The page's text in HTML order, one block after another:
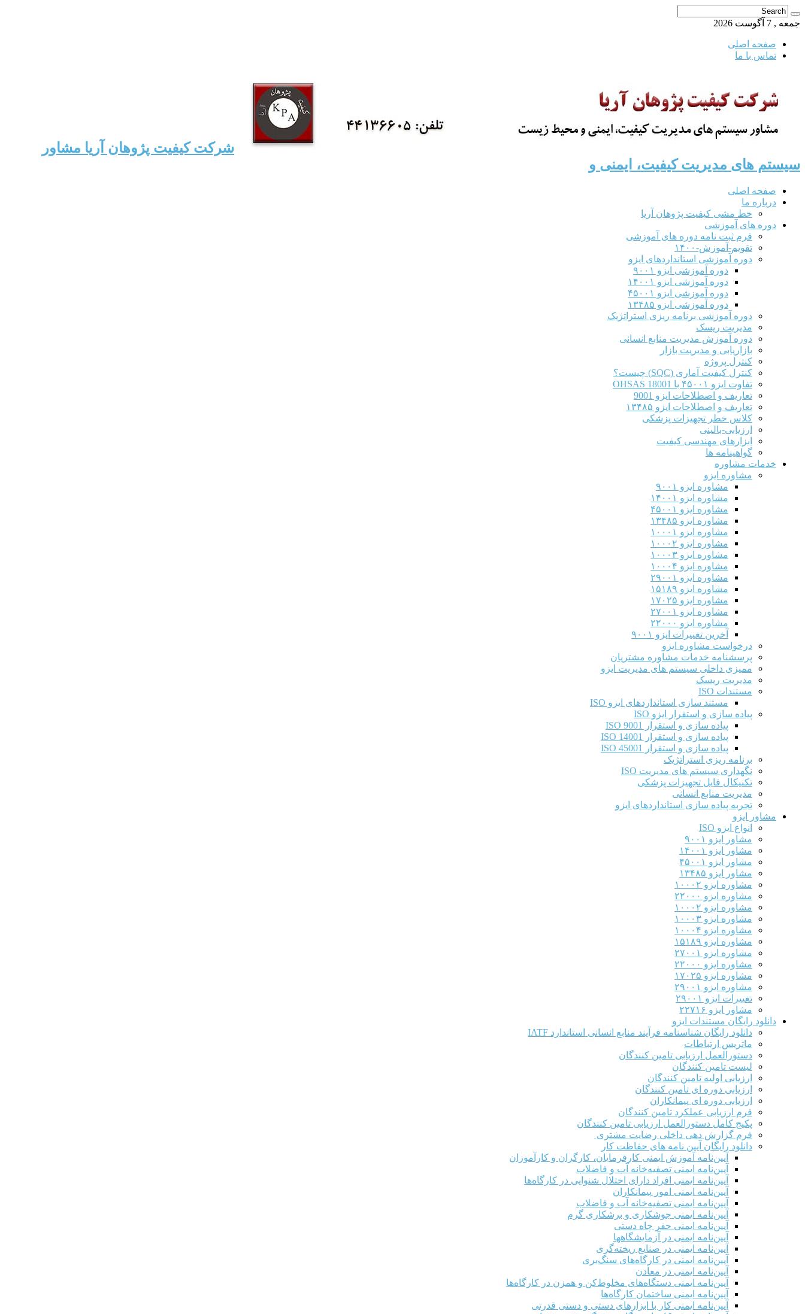
جمعه , 7 آگوست 2026
صفحه اصلی
تماس با ما
شرکت کیفیت پژوهان آریا مشاور
سیستم های مدیریت کیفیت، ایمنی و
صفحه اصلی
درباره ما
خط مشی کیفیت پژوهان آریا
دوره های آموزشی
فرم ثبت نامه دوره های آموزشی
تقویم-آموزش-۱۴۰۰
دوره آموزشی استانداردهای ایزو
دوره آموزشی ایزو ۹۰۰۱
دوره آموزشی ایزو ۱۴۰۰۱
دوره آموزشی ایزو ۴۵۰۰۱
دوره آموزشی ایزو ۱۳۴۸۵
دوره آموزشی برنامه ریزی استراتژیک
مدیریت ریسک
دوره آموزش مدیریت منابع انسانی
بازاریابی و مدیریت بازار
کنترل پروژه
کنترل کیفیت آماری (SQC) چیست؟
تفاوت ایزو ۴۵۰۰۱ با OHSAS 18001
تعاریف و اصطلاحات ایزو 9001
تعاریف و اصطلاحات ایزو ۱۳۴۸۵
کلاس خطر تجهیزات پزشکی
ارزیابی-بالینی
ابزارهای مهندسی کیفیت
گواهینامه ها
خدمات مشاوره
مشاوره ایزو
مشاوره ایزو ۹۰۰۱
مشاوره ایزو ۱۴۰۰۱
مشاوره ایزو ۴۵۰۰۱
مشاوره ایزو ۱۳۴۸۵
مشاوره ایزو ۱۰۰۰۱
مشاوره ایزو ۱۰۰۰۲
مشاوره ایزو ۱۰۰۰۳
مشاوره ایزو ۱۰۰۰۴
مشاوره ایزو ۲۹۰۰۱
مشاوره ایزو ۱۵۱۸۹
مشاوره ایزو ۱۷۰۲۵
مشاوره ایزو ۲۷۰۰۱
مشاوره ایزو ۲۲۰۰۰
آخرین تغییرات ایزو ۹۰۰۱
درخواست مشاوره ایزو
پرسشنامه خدمات مشاوره مشتریان
ممیزی داخلی سیستم های مدیریت ایزو
مدیریت ریسک
مستندات ISO
مستند سازی استانداردهای ایزو ISO
پیاده سازی و استقرار ایزو ISO
پیاده سازی و استقرار ISO 9001​
پیاده سازی و استقرار ISO 14001
پیاده سازی و استقرار ISO 45001
برنامه ریزی استراتژیک
نگهداری سیستم های مدیریت ISO
تکنیکال فایل تجهیزات پزشکی
مدیریت منابع انسانی
تجربه پیاده سازی استانداردهای ایزو
مشاور ایزو
انواع ایزو ISO
مشاور ایزو ۹۰۰۱
مشاور ایزو ۱۴۰۰۱
مشاور ایزو ۴۵۰۰۱
مشاور ایزو ۱۳۴۸۵
مشاوره ایزو ۱۰۰۰۲
مشاوره ایزو ۲۲۰۰۰
مشاوره ایزو ۱۰۰۰۲
مشاوره ایزو ۱۰۰۰۳
مشاوره ایزو ۱۰۰۰۴
مشاوره ایزو ۱۵۱۸۹
مشاوره ایزو ۲۷۰۰۱
مشاوره ایزو ۲۲۰۰۰
مشاوره ایزو ۱۷۰۲۵
مشاوره ایزو ۲۹۰۰۱
تغییرات ایزو ۲۹۰۰۱
مشاور ایزو ۲۲۷۱۶
دانلود رایگان مستندات ایزو
دانلود رایگان شناسنامه فرآیند منابع انسانی استاندارد IATF
ماتریس ارتباطات
دستورالعمل ارزیابی تامین کنندگان
لیست تامین کنندگان
ارزیابی اولیه تامین کنندگان
ارزیابی دوره ای تامین کنندگان
ارزیابی دوره ای پیمانکاران
فرم ارزيابی عملکرد تامین کنندگان
پکیج کامل دستورالعمل ارزیابی تامین کنندگان
فرم گزارش دهی داخلی رضایت مشتری
دانلود رایگان آیین نامه های حفاظت کار
آیین‌نامه آموزش ایمنی کارفرمایان، کارگران و کارآموزان
آیین‌نامه ایمنی تصفیه‌خانه آب و فاضلاب
آیین‌نامه ایمنی افراد دارای اختلال شنوایی در کارگاه‌ها
آیین‌نامه ایمنی امور پیمانکاران
آیین‌نامه ایمنی تصفیه‌خانه آب و فاضلاب
آیین‌نامه ایمنی جوشکاری و برشکاری گرم
آیین‌نامه ایمنی حفر چاه دستی
آیین‌نامه ایمنی در آزمایشگاهها
آیین‌نامه ایمنی در صنایع ریخته‌گری
آیین‌نامه ایمنی در کارگاه‌های سنگ‌بری
آیین‌نامه ایمنی در معادن
آیین‌نامه ایمنی دستگاه‌های مخلوط‌کن و همزن در کارگاه‌ها
آیین‌نامه ایمنی ساختمان کارگاه‌ها
آیین‌نامه ایمنی کار با ابزارهای دستی و دستی قدرتی